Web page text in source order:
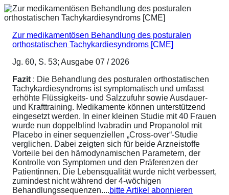
Zur medikamentösen Behandlung des posturalen
orthostatischen Tachykardiesyndroms [CME]
Jg. 60, S. 53; Ausgabe 07 / 2026
Fazit : Die Behandlung des posturalen orthostatischen
Tachykardiesyndroms ist symptomatisch und umfasst
erhöhte Flüssigkeits- und Salzzufuhr sowie Ausdauer-
und Krafttraining. Medikamente können unterstützend
eingesetzt werden. In einer kleinen Studie mit 40 Frauen
wurde nun doppelblind Ivabradin und Propanolol mit
Placebo in einer sequenziellen „Cross-over“-Studie
verglichen. Dabei zeigten sich für beide Arzneistoffe
Vorteile bei den hämodynamischen Parametern, der
Kontrolle von Symptomen und den Präferenzen der
Patientinnen. Die Lebensqualität wurde nicht verbessert,
zumindest nicht während der 4-wöchigen
Behandlungssequenzen....bitte Artikel abonnieren